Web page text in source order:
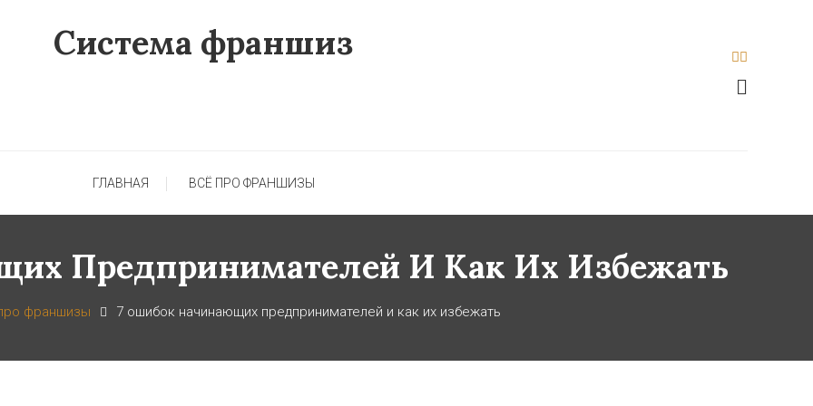
Система франшиз
ГЛАВНАЯ ВСЁ ПРО ФРАНШИЗЫ
Предпринимателей И Как Их Избежать
франшизы 7 ошибок начинающих предпринимателей и как их избежать